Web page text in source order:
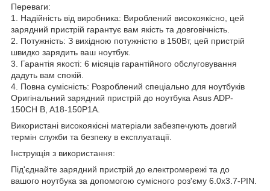
Переваги:
1. Надійність від виробника: Вироблений високоякісно, цей
зарядний пристрій гарантує вам якість та довговічність.
2. Потужність: З вихідною потужністю в 150Вт, цей пристрій
швидко зарядить ваш ноутбук.
3. Гарантія якості: 6 місяців гарантійного обслуговування
дадуть вам спокій.
4. Повна сумісність: Розроблений спеціально для ноутбуків
Оригінальний зарядний пристрій до ноутбука Asus ADP-
150CH B, A18-150P1A.
Використані високоякісні матеріали забезпечують довгий
термін служби та безпеку в експлуатації.
Інструкція з використання:
Під'єднайте зарядний пристрій до електромережі та до
вашого ноутбука за допомогою сумісного роз'єму 6.0х3.7-PIN.